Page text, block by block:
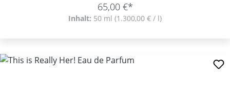
65,00 €*
Inhalt: 50 ml (1.300,00 € / l)